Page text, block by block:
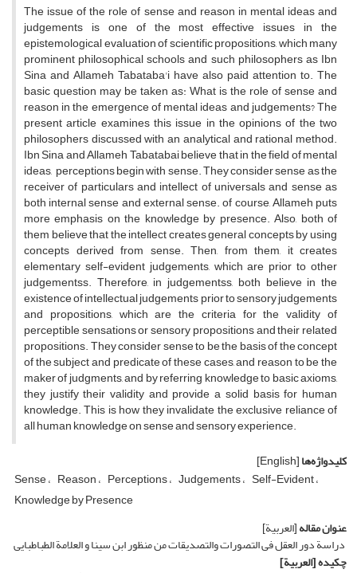
The issue of the role of sense and reason in mental ideas and
judgements is one of the most effective issues in the
epistemological evaluation of scientific propositions, which many
prominent philosophical schools and such philosophers as Ibn
Sina and Allameh Tabataba'i have also paid attention to. The
basic question may be taken as: What is the role of sense and
reason in the emergence of mental ideas and judgements? The
present article examines this issue in the opinions of the two
philosophers discussed with an analytical and rational method.
Ibn Sina and Allameh Tabatabai believe that in the field of mental
ideas, perceptions begin with sense. They consider sense as the
receiver of particulars and intellect of universals and sense as
both internal sense and external sense. of course, Allameh puts
more emphasis on the knowledge by presence. Also, both of
them believe that the intellect creates general concepts by using
concepts derived from sense. Then, from them, it creates
elementary self-evident judgements, which are prior to other
judgementss. Therefore, in judgementss, both believe in the
existence of intellectual judgements prior to sensory judgements
and propositions, which are the criteria for the validity of
perceptible sensations or sensory propositions and their related
propositions. They consider sense to be the basis of the concept
of the subject and predicate of these cases, and reason to be the
maker of judgments, and by referring knowledge to basic axioms,
they justify their validity and provide a solid basis for human
knowledge. This is how they invalidate the exclusive reliance of
all human knowledge on sense and sensory experience.
کلیدواژه‌ها[English]
Sense Reason Perceptions Judgements Self-Evident
Knowledge by Presence
عنوان مقاله[العربیة]
دراسة دور العقل فی التصورات والتصدیقات من منظور ابن سینا و العلامة الطباطبایی
چکیده[العربیة]